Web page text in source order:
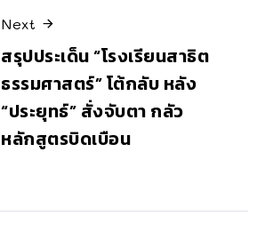
Next
สรุปประเด็น “โรงเรียนสาธิต
ธรรมศาสตร์” โต้กลับ หลัง
“ประยุทธ์” สั่งจับตา กลัว
หลักสูตรบิดเบือน